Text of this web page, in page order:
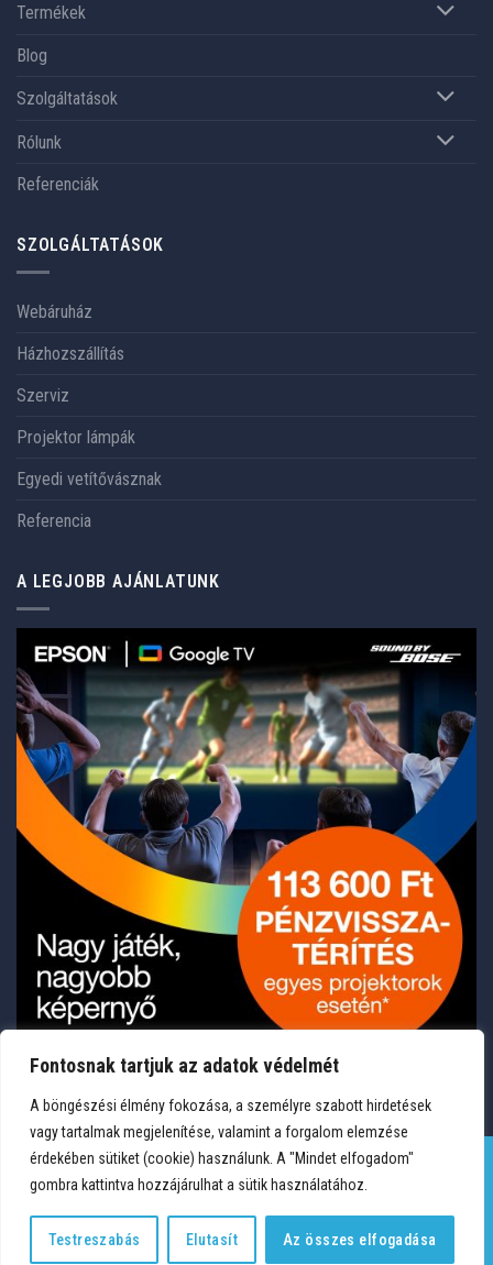
Fontosnak tartjuk az adatok védelmét
A böngészési élmény fokozása, a személyre szabott hirdetések
vagy tartalmak megjelenítése, valamint a forgalom elemzése
érdekében sütiket (cookie) használunk. A "Mindet elfogadom"
gombra kattintva hozzájárulhat a sütik használatához.
Testreszabás Elutasít Az összes elfogadása
Termékek
Blog
Szolgáltatások
Rólunk
Referenciák
SZOLGÁLTATÁSOK
Webáruház
Házhozszállítás
Szerviz
Projektor lámpák
Egyedi vetítővásznak
Referencia
A LEGJOBB AJÁNLATUNK
Copyright 2026 © Medium Hungary Kft. Minden jog fenntartva.